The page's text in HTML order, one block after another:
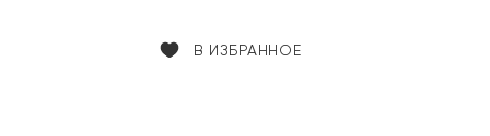
В ИЗБРАННОЕ